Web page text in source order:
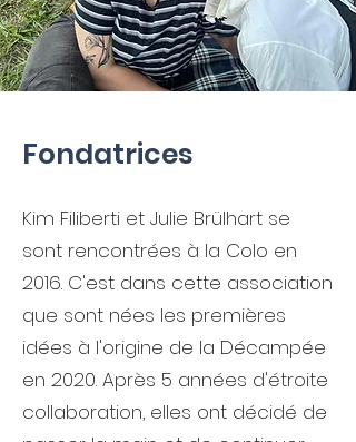
Fondatrices
Kim Filiberti et Julie Brülhart se
sont rencontrées à la Colo en
2016. C'est dans cette association
que sont nées les premières
idées à l'origine de la Décampée
en 2020. Après 5 années d'étroite
collaboration, elles ont décidé de